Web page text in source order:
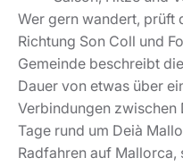
Deià Mallorca
zwischen Meer,
Dorfleben
Die Gastronomie in
Zusammenspiel aus
Restaurants setzen auf